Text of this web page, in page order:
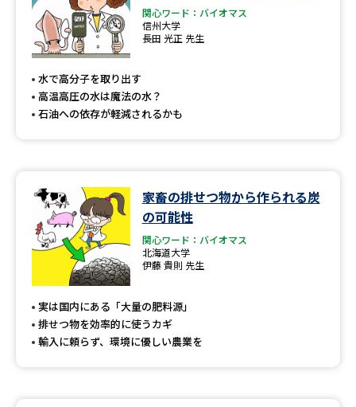
デジタルパンフレット 進路の３択
新学年スタート号特集ページ
（高3生用）
SELFBRAND特集ページ
オープンキャンパス検索 実施プログラムから探す
来場型・Web型イベント特集 夢ナビライブ
受験準備
関心ワード：バイオマス
信州大学
長田 光正 先生
水で高分子を取り出す
高温高圧の水は魔法の水？
石油への依存が軽減されるかも
家畜の排せつ物から作られる炭
の可能性
関心ワード：バイオマス
北海道大学
伊藤 貴則 先生
実は国内にある「大量の肥料源」
排せつ物を効率的に使うカギ
輸入に頼らず、環境に優しい農業を